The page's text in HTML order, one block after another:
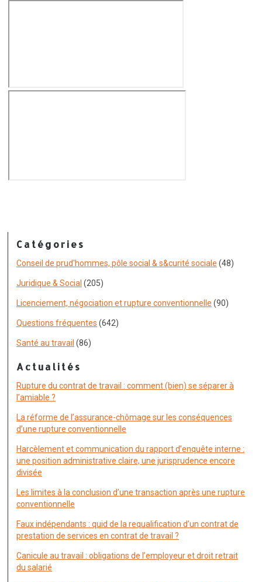
Catégories
Conseil de prud'hommes, pôle social & s&curité sociale (48)
Juridique & Social (205)
Licenciement, négociation et rupture conventionnelle (90)
Questions fréquentes (642)
Santé au travail (86)
Actualités
Rupture du contrat de travail : comment (bien) se séparer à
l’amiable ?
La réforme de l’assurance-chômage sur les conséquences
d’une rupture conventionnelle
Harcèlement et communication du rapport d’enquête interne :
une position administrative claire, une jurisprudence encore
divisée
Les limites à la conclusion d’une transaction après une rupture
conventionnelle
Faux indépendants : quid de la requalification d’un contrat de
prestation de services en contrat de travail ?
Canicule au travail : obligations de l’employeur et droit retrait
du salarié